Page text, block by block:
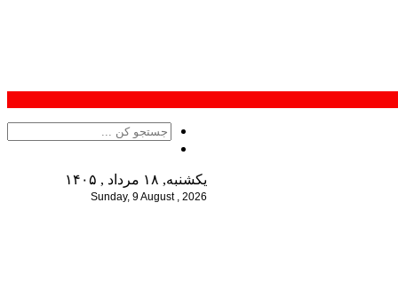
یکشنبه, ۱۸ مرداد , ۱۴۰۵
Sunday, 9 August , 2026